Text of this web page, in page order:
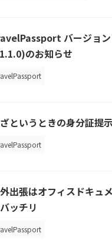
バージョ
のお知らせ
というときの身分証提
出張はオフィスドキュ
ッチリ